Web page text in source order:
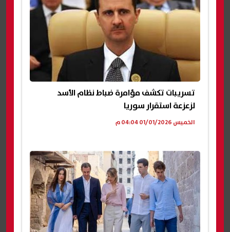
تسريبات تكشف مؤامرة ضباط نظام الأسد
لزعزعة استقرار سوريا
الخميس 01/01/2026 04:04 م